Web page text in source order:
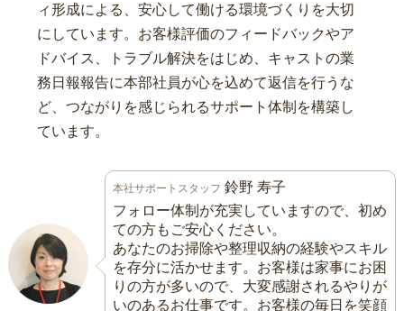
ィ形成による、安心して働ける環境づくりを大切
にしています。お客様評価のフィードバックやア
ドバイス、トラブル解決をはじめ、キャストの業
務日報報告に本部社員が心を込めて返信を行うな
ど、つながりを感じられるサポート体制を構築し
ています。
本社サポートスタッフ 鈴野 寿子
フォロー体制が充実していますので、初め
ての方もご安心ください。
あなたのお掃除や整理収納の経験やスキル
を存分に活かせます。お客様は家事にお困
りの方が多いので、大変感謝されるやりが
いのあるお仕事です。お客様の毎日を笑顔